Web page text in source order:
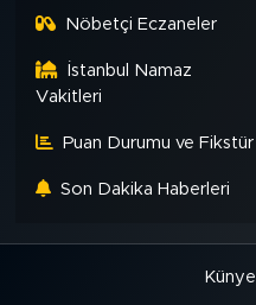
Nöbetçi Eczaneler
İstanbul Namaz
Vakitleri
Puan Durumu ve Fikstür
Son Dakika Haberleri
Künye